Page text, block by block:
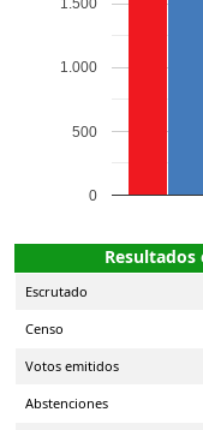
0
500
1.000
1.500
Resultados
Escrutado
Censo
Votos emitidos
Abstenciones